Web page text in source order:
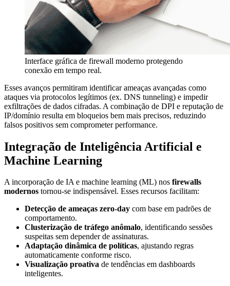
Interface gráfica de firewall moderno protegendo
conexão em tempo real.
Esses avanços permitiram identificar ameaças avançadas como
ataques via protocolos legítimos (ex. DNS tunneling) e impedir
exfiltrações de dados cifradas. A combinação de DPI e reputação de
IP/domínio resulta em bloqueios bem mais precisos, reduzindo
falsos positivos sem comprometer performance.
Integração de Inteligência Artificial e
Machine Learning
A incorporação de IA e machine learning (ML) nos firewalls
modernos tornou-se indispensável. Esses recursos facilitam:
Detecção de ameaças zero-day com base em padrões de
comportamento.
Clusterização de tráfego anômalo, identificando sessões
suspeitas sem depender de assinaturas.
Adaptação dinâmica de políticas, ajustando regras
automaticamente conforme risco.
Visualização proativa de tendências em dashboards
inteligentes.